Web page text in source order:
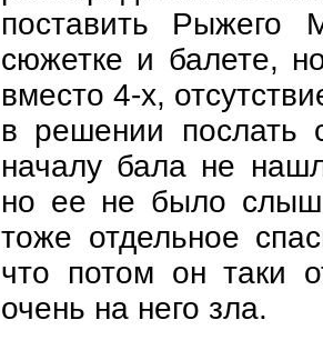
поставить Рыжего
сюжетке и балете,
вместо 4-х,
в решении послать
началу бала не
но ее не было
тоже отдельное
что потом он таки
очень на него зла.